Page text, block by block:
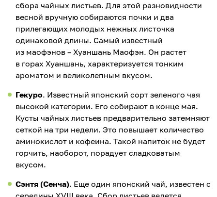
сбора чайных листьев. Для этой разновидности
весной вручную собираются почки и два
прилегающих молодых нежных листочка
одинаковой длины. Самый известный
из маофэнов – Хуаншань Маофэн. Он растет
в горах Хуаншань, характеризуется тонким
ароматом и великолепным вкусом.
Гекуро. Известный японский сорт зеленого чая
высокой категории. Его собирают в конце мая.
Кусты чайных листьев предварительно затемняют
сеткой на три недели. Это повышает количество
аминокислот и кофеина. Такой напиток не будет
горчить, наоборот, порадует сладковатым
вкусом.
Сэнтя (Сенча). Еще один японский чай, известен с